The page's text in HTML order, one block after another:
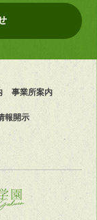
事業所案内
報開示